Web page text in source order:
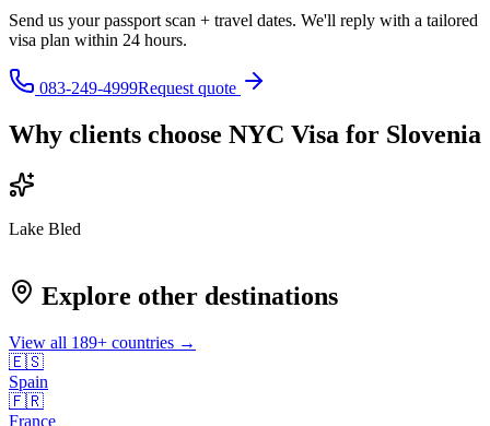
Send us your passport scan + travel dates. We'll reply with a tailored
visa plan within 24 hours.
083-249-4999Request quote
Why clients choose NYC Visa for Slovenia
Lake Bled
Explore other destinations
View all 189+ countries →
🇪🇸
Spain
🇫🇷
France